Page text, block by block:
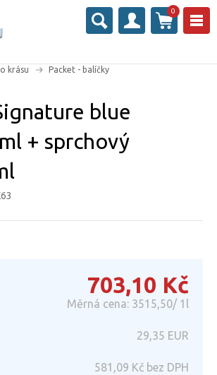
0
krásu Packet - balíčky
blue
+ sprchový
703,10 Kč
Měrná cena: 3515,50/ 1l
29,35 EUR
581,09 Kč bez DPH